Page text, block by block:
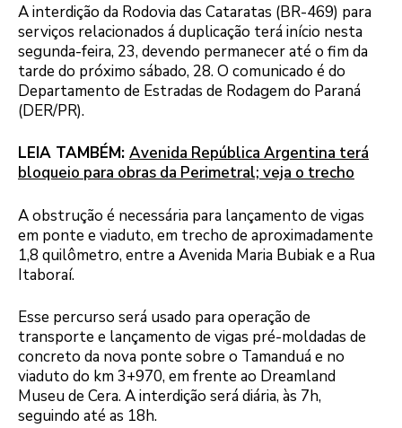
A interdição da Rodovia das Cataratas (BR-469) para
serviços relacionados á duplicação terá início nesta
segunda-feira, 23, devendo permanecer até o fim da
tarde do próximo sábado, 28. O comunicado é do
Departamento de Estradas de Rodagem do Paraná
(DER/PR).
LEIA TAMBÉM: Avenida República Argentina terá
bloqueio para obras da Perimetral; veja o trecho
A obstrução é necessária para lançamento de vigas
em ponte e viaduto, em trecho de aproximadamente
1,8 quilômetro, entre a Avenida Maria Bubiak e a Rua
Itaboraí.
Esse percurso será usado para operação de
transporte e lançamento de vigas pré-moldadas de
concreto da nova ponte sobre o Tamanduá e no
viaduto do km 3+970, em frente ao Dreamland
Museu de Cera. A interdição será diária, às 7h,
seguindo até as 18h.